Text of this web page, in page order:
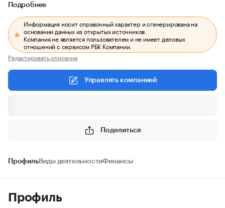
Подробнее
Информация носит справочный характер и сгенерирована на
основании данных из открытых источников.
Компания не является пользователем и не имеет деловых
отношений с сервисом РБК Компании.
Редактировать описание
Управлять компанией
Поделиться
ПрофильВиды деятельностиФинансы
Профиль